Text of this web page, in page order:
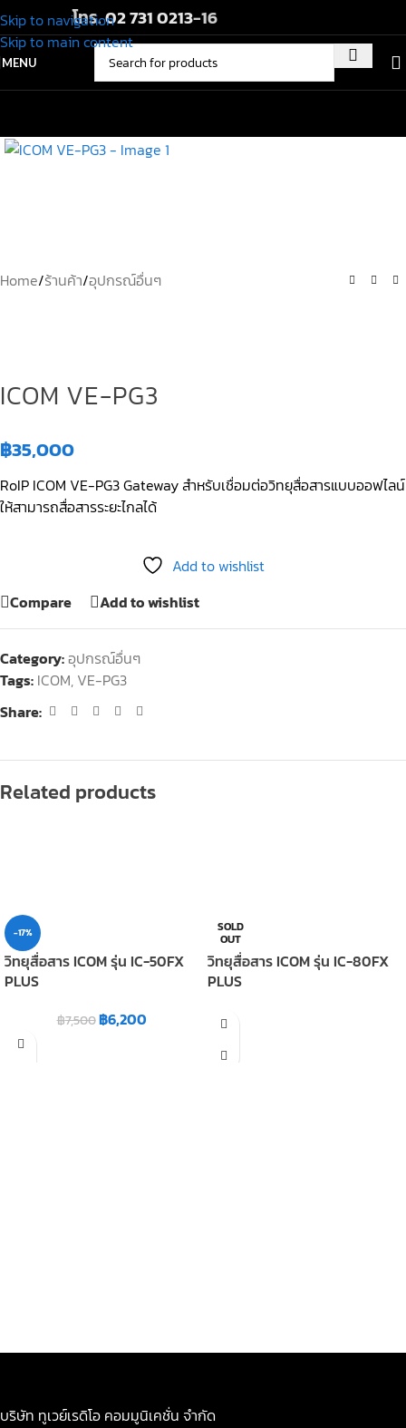
Skip to navigation
Skip to main content
โทร.02 731 0213-16
MENU
Home/ร้านค้า/อุปกรณ์อื่นๆ
ICOM VE-PG3
฿35,000
RoIP ICOM VE-PG3 Gateway สำหรับเชื่อมต่อวิทยุสื่อสารแบบออฟไลน์
ให้สามารถสื่อสารระยะไกลได้
Add to wishlist
Compare
Add to wishlist
Category:อุปกรณ์อื่นๆ
Tags: ICOM, VE-PG3
Share:
Related products
-17%
วิทยุสื่อสาร ICOM รุ่น IC-50FX
PLUS
฿7,500฿6,200
SOLD
OUT
วิทยุสื่อสาร ICOM รุ่น IC-80FX
PLUS
บริษัท ทูเวย์เรดิโอ คอมมูนิเคชั่น จำกัด